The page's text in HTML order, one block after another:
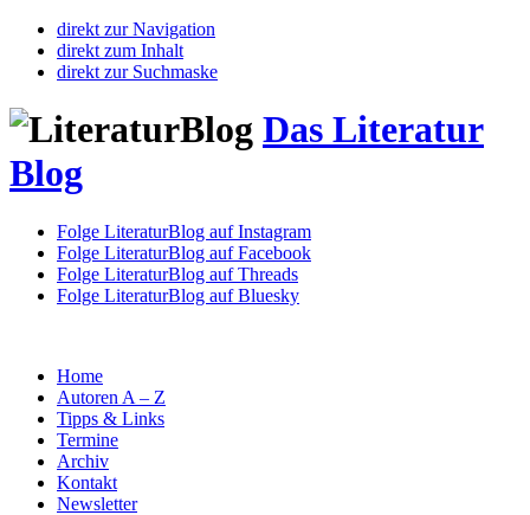
direkt zur Navigation
direkt zum Inhalt
direkt zur Suchmaske
Das Literatur
Blog
Folge LiteraturBlog auf Instagram
Folge LiteraturBlog auf Facebook
Folge LiteraturBlog auf Threads
Folge LiteraturBlog auf Bluesky
Home
Autoren A – Z
Tipps & Links
Termine
Archiv
Kontakt
Newsletter